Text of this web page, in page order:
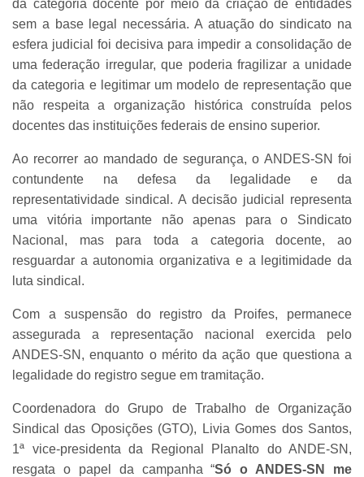
da categoria docente por meio da criação de entidades
sem a base legal necessária. A atuação do sindicato na
esfera judicial foi decisiva para impedir a consolidação de
uma federação irregular, que poderia fragilizar a unidade
da categoria e legitimar um modelo de representação que
não respeita a organização histórica construída pelos
docentes das instituições federais de ensino superior.
Ao recorrer ao mandado de segurança, o ANDES-SN foi
contundente na defesa da legalidade e da
representatividade sindical. A decisão judicial representa
uma vitória importante não apenas para o Sindicato
Nacional, mas para toda a categoria docente, ao
resguardar a autonomia organizativa e a legitimidade da
luta sindical.
Com a suspensão do registro da Proifes, permanece
assegurada a representação nacional exercida pelo
ANDES-SN, enquanto o mérito da ação que questiona a
legalidade do registro segue em tramitação.
Coordenadora do Grupo de Trabalho de Organização
Sindical das Oposições (GTO), Livia Gomes dos Santos,
1ª vice-presidenta da Regional Planalto do ANDE-SN,
resgata o papel da campanha “Só o ANDES-SN me